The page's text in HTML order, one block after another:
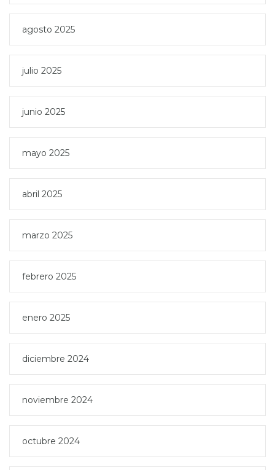
agosto 2025
julio 2025
junio 2025
mayo 2025
abril 2025
marzo 2025
febrero 2025
enero 2025
diciembre 2024
noviembre 2024
octubre 2024